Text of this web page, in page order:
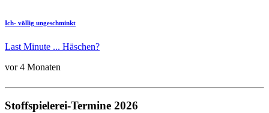
Ich- völlig ungeschminkt
Last Minute ... Häschen?
vor 4 Monaten
Stoffspielerei-Termine 2026